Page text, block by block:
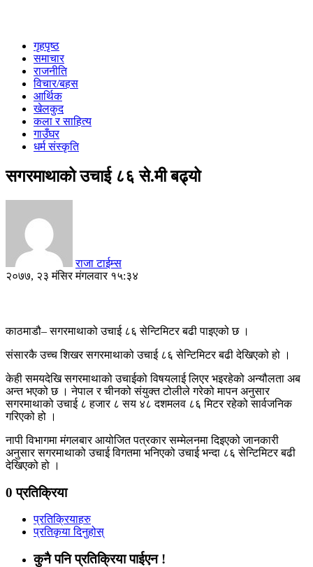
गृहपृष्ठ
समाचार
राजनीति
विचार/बहस
आर्थिक
खेलकुद
कला र साहित्य
गाउँघर
धर्म संस्कृति
सगरमाथाको उचाई ८६ से.मी बढ्यो
राजा टाईम्स
२०७७, २३ मंसिर मंगलवार १५:३४
काठमाडौ– सगरमाथाको उचाई ८६ सेन्टिमिटर बढी पाइएको छ ।
संसारकै उच्च शिखर सगरमाथाको उचाई ८६ सेन्टिमिटर बढी देखिएको हो ।
केही समयदेखि सगरमाथाको उचाईको विषयलाई लिएर भइरहेको अन्यौलता अब
अन्त भएको छ । नेपाल र चीनको संयुक्त टोलीले गरेको मापन अनुसार
सगरमाथाको उचाई ८ हजार ८ सय ४८ दशमलव ८६ मिटर रहेको सार्वजनिक
गरिएको हो ।
नापी विभागमा मंगलबार आयोजित पत्रकार सम्मेलनमा दिइएको जानकारी
अनुसार सगरमाथाको उचाई विगतमा भनिएको उचाई भन्दा ८६ सेन्टिमिटर बढी
देखिएको हो ।
0 प्रतिक्रिया
प्रतिक्रियाहरु
प्रतिकृया दिनुहोस्
कुनै पनि प्रतिक्रिया पाईएन !